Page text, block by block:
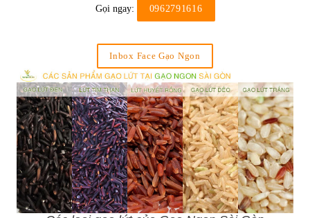
Gọi ngay: 0962791616
Inbox Face Gạo Ngon